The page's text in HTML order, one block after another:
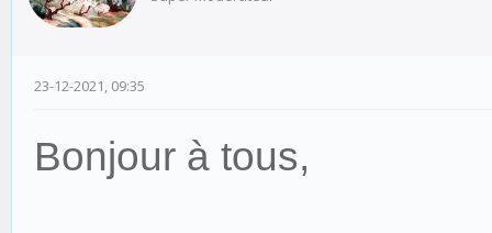
23-12-2021, 09:35
Bonjour à tous,